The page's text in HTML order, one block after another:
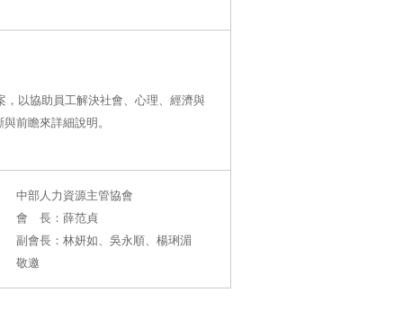
以協助員工解決社會、心理、經濟與
前瞻來詳細說明。
中部人力資源主管協會
會 長：薛范貞
副會長：林妍如、吳永順、楊琍湄
敬邀